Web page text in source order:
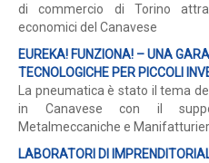
di commercio di Torino
economici del Canavese
EUREKA! FUNZIONA! – UNA
TECNOLOGICHE PER PICCOLI
La pneumatica è stato il tema
in Canavese con il
Metalmeccaniche e
LABORATORI DI